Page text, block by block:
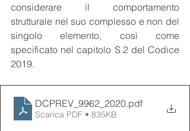
considerare il comportamento
strutturale nel suo complesso e non del
singolo elemento, così come
specificato nel capitolo S.2 del Codice
2019.
DCPREV_9962_2020.pdf
Scarica PDF • 835KB